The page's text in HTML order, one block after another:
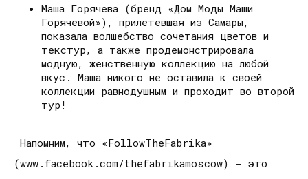
Маша Горячева (бренд «Дом Моды Маши
Горячевой»), прилетевшая из Самары,
показала волшебство сочетания цветов и
текстур, а также продемонстрировала
модную, женственную коллекцию на любой
вкус. Маша никого не оставила к своей
коллекции равнодушным и проходит во второй
тур!
Напомним, что «FollowTheFabrika»
(www.facebook.com/thefabrikamoscow) - это